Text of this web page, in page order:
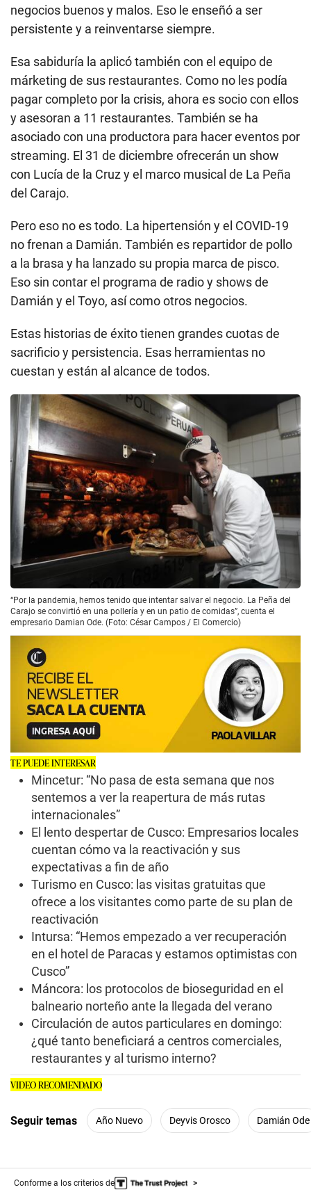
barranquinas, tuvieron que cerrar. Hace unos meses
volvieron, pero sin la peña. Esta vez con la pollería
otro espacio de la otrora peña para que los food
trucks vendan sus comidas.
Ode trabaja desde los 13 años. Empezó vendiendo
mango verde con sal en Ica. Nunca paró. Hizo
negocios buenos y malos. Eso le enseñó a ser
persistente y a reinventarse siempre.
márketing de sus restaurantes. Como no les podía
pagar completo por la crisis, ahora es socio con ellos
y asesoran a 11 restaurantes. También se ha
asociado con una productora para hacer eventos por
streaming. El 31 de diciembre ofrecerán un show
del Carajo.
Pero eso no es todo. La hipertensión y el COVID-19
a la brasa y ha lanzado su propia marca de pisco.
Eso sin contar el programa de radio y shows de
Damián y el Toyo, así como otros negocios.
Estas historias de éxito tienen grandes cuotas de
sacrificio y persistencia. Esas herramientas no
cuestan y están al alcance de todos.
“Por la pandemia, hemos tenido que intentar salvar el negocio. La Peña del
Carajo se convirtió en una pollería y en un patio de comidas”, cuenta el
empresario Damian Ode. (Foto: César Campos / El Comercio)
TE PUEDE INTERESAR
Mincetur: “No pasa de esta semana que nos
sentemos a ver la reapertura de más rutas
internacionales”
El lento despertar de Cusco: Empresarios locales
cuentan cómo va la reactivación y sus
expectativas a fin de año
Turismo en Cusco: las visitas gratuitas que
ofrece a los visitantes como parte de su plan de
reactivación
Intursa: “Hemos empezado a ver recuperación
Cusco”
Máncora: los protocolos de bioseguridad en el
Circulación de autos particulares en domingo:
¿qué tanto beneficiará a centros comerciales,